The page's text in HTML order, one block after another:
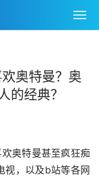
奥特曼？奥
的经典？
奥特曼甚至疯狂痴
视，以及b站等各网